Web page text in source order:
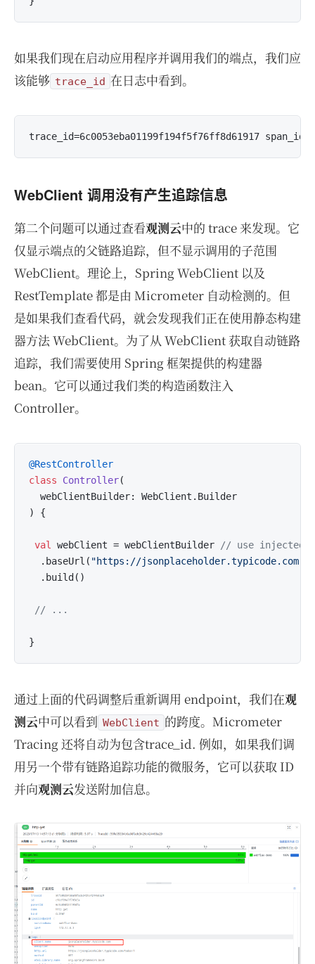
如果我们现在启动应用程序并调用我们的端点，我们应
该能够 trace_id 在日志中看到。
WebClient 调用没有产生追踪信息
第二个问题可以通过查看观测云中的 trace 来发现。它
仅显示端点的父链路追踪，但不显示调用的子范围
WebClient。理论上，Spring WebClient 以及
RestTemplate 都是由 Micrometer 自动检测的。但
是如果我们查看代码，就会发现我们正在使用静态构建
器方法 WebClient。为了从 WebClient 获取自动链路
追踪，我们需要使用 Spring 框架提供的构建器
bean。它可以通过我们类的构造函数注入
Controller。
@RestController
class
Controller(
  webClientBuilder: WebClient.Builder
) {
val webClient = webClientBuilder
// use injected
  .baseUrl(
"https://jsonplaceholder.typicode.com"
  .build()
// ...
通过上面的代码调整后重新调用 endpoint，我们在观
测云中可以看到 WebClient 的跨度。Micrometer
Tracing 还将自动为包含trace_id. 例如，如果我们调
用另一个带有链路追踪功能的微服务，它可以获取 ID
并向观测云发送附加信息。